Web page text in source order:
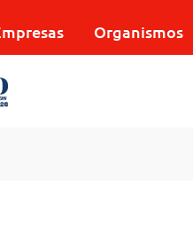
Organismos